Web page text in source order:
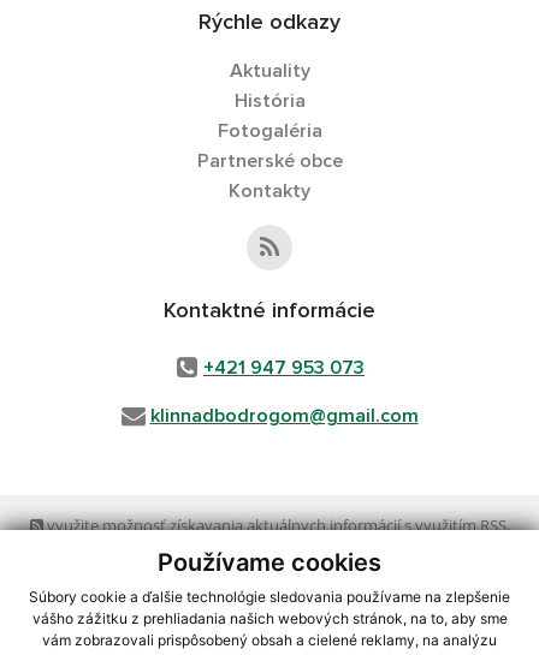
Používame cookies
Súbory cookie a ďalšie technológie sledovania používame na zlepšenie
vášho zážitku z prehliadania našich webových stránok, na to, aby sme
vám zobrazovali prispôsobený obsah a cielené reklamy, na analýzu
Rýchle odkazy
Aktuality
História
Fotogaléria
Partnerské obce
Kontakty
Kontaktné informácie
+421 947 953 073
klinnadbodrogom@gmail.com
využite možnosť získavania aktuálnych informácií s využitím RSS,
CMS systém (redakčný) systém ECHELON 2, Mapa stránok
webex.digital, s.r.o.,domény,registrácia domény
spoločnosť webex.digital, s.r.o.,technický prevádzkovateľ
Posledná aktualizácia:13.07.2026